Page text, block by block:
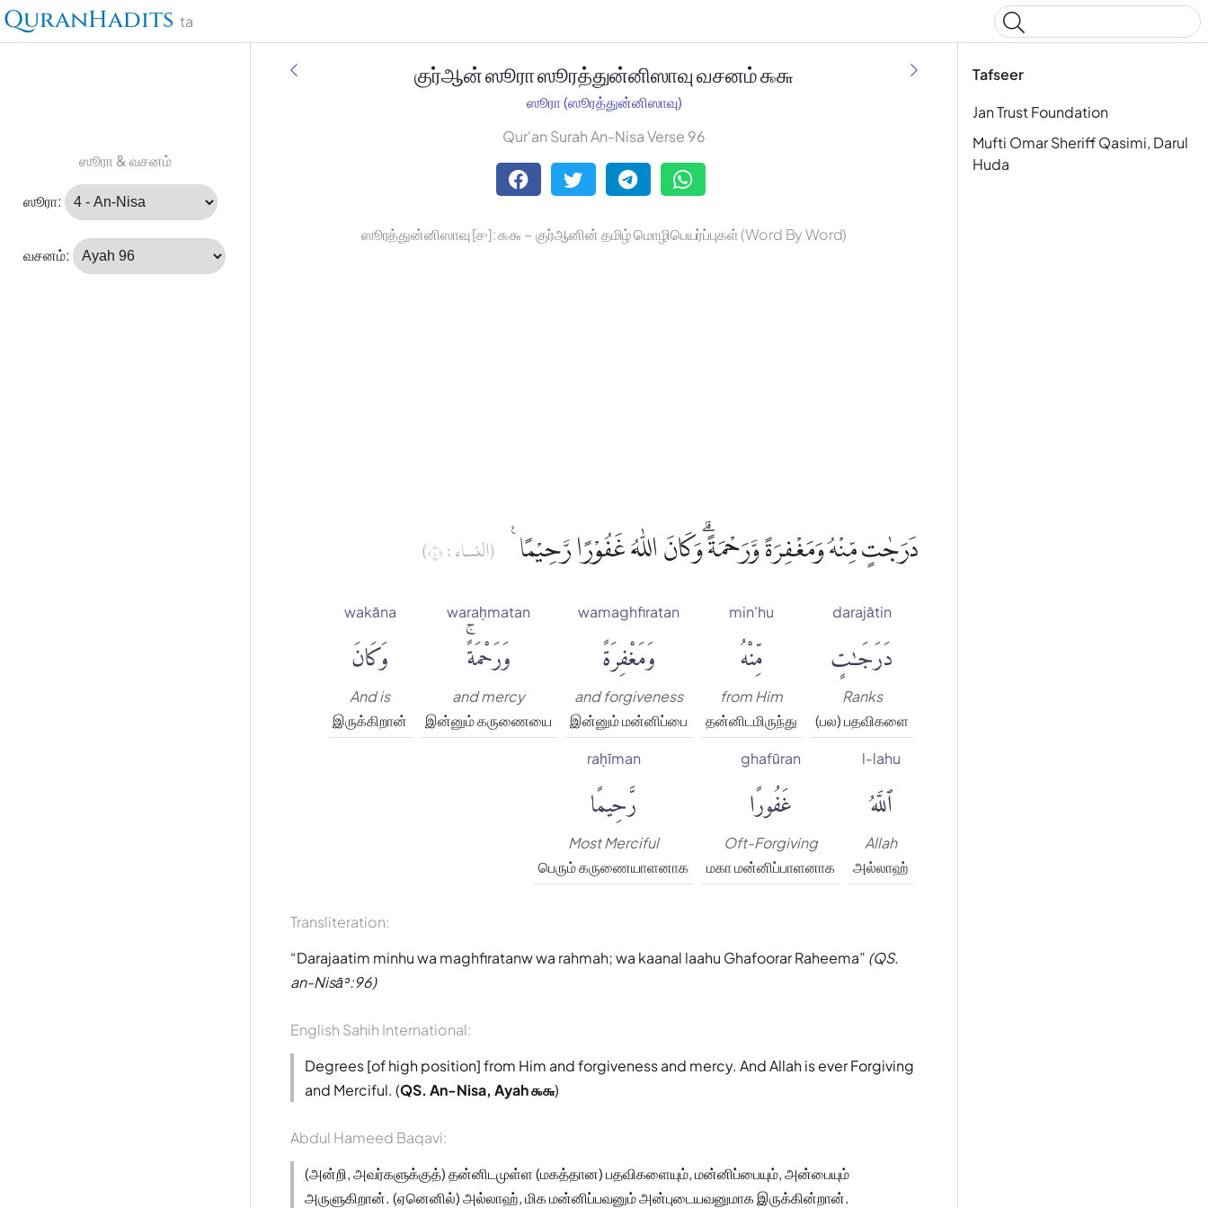
QuranHadits ta
ஸூரா & வசனம்
ஸூரா:
வசனம்:
Tafseer
Jan Trust Foundation
Mufti Omar Sheriff Qasimi, Darul
Huda
குர்ஆன் ஸூரா ஸூரத்துன்னிஸாவு வசனம் ௯௬
ஸூரா (ஸூரத்துன்னிஸாவு)
Qur'an Surah An-Nisa Verse 96
ஸூரத்துன்னிஸாவு [௪]: ௯௬ ~ குர்ஆனின் தமிழ் மொழிபெயர்ப்புகள் (Word By Word)
دَرَجٰتٍ مِّنْهُ وَمَغْفِرَةً وَّرَحْمَةً ۗوَكَانَ اللّٰهُ غَفُوْرًا رَّحِيْمًا ࣖ (النساء : ٤)
darajātin
دَرَجَٰتٍ
Ranks
(பல) பதவிகளை
min'hu
مِّنْهُ
from Him
தன்னிடமிருந்து
wamaghfiratan
وَمَغْفِرَةً
and forgiveness
இன்னும் மன்னிப்பை
waraḥmatan
وَرَحْمَةًۚ
and mercy
இன்னும் கருணையை
wakāna
وَكَانَ
And is
இருக்கிறான்
l-lahu
ٱللَّهُ
Allah
அல்லாஹ்
ghafūran
غَفُورًا
Oft-Forgiving
மகா மன்னிப்பாளனாக
raḥīman
رَّحِيمًا
Most Merciful
பெரும் கருணையாளனாக
Transliteration:
Darajaatim minhu wa maghfiratanw wa rahmah; wa kaanal laahu Ghafoorar Raheema (QS.
an-Nisāʾ:96)
English Sahih International:
Degrees [of high position] from Him and forgiveness and mercy. And Allah is ever Forgiving
and Merciful. (QS. An-Nisa, Ayah ௯௬)
Abdul Hameed Baqavi:
(அன்றி, அவர்களுக்குத்) தன்னிடமுள்ள (மகத்தான) பதவிகளையும், மன்னிப்பையும், அன்பையும்
அருளுகிறான். (ஏனெனில்) அல்லாஹ், மிக மன்னிப்பவனும் அன்புடையவனுமாக இருக்கின்றான்.